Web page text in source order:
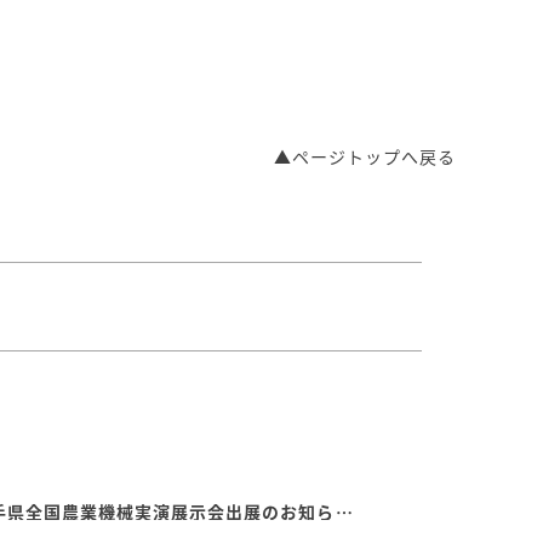
▲ページトップへ戻る
【8/20～8/22】第７９回岩手県全国農業機械実演展示会出展のお知らせ